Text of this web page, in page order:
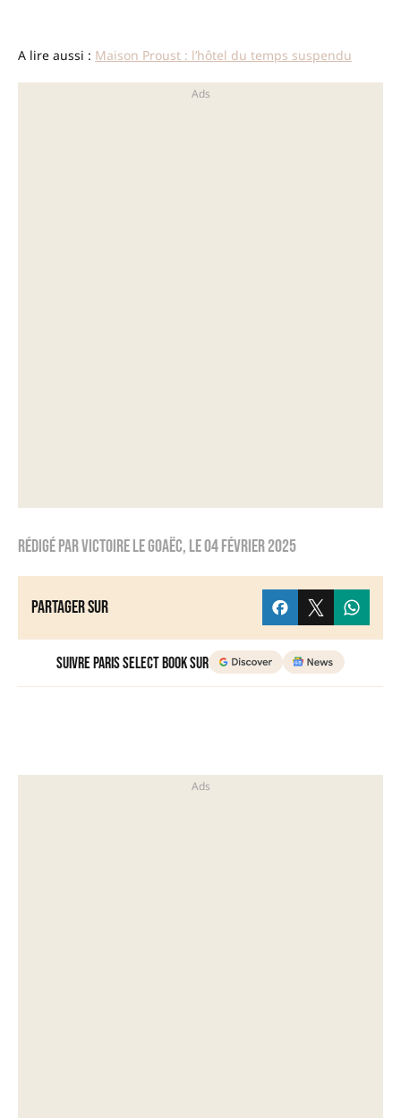
A lire aussi : Maison Proust : l’hôtel du temps suspendu
Rédigé parVictoire Le Goaëc, le04 février 2025
Partager sur
Suivre Paris Select Book sur